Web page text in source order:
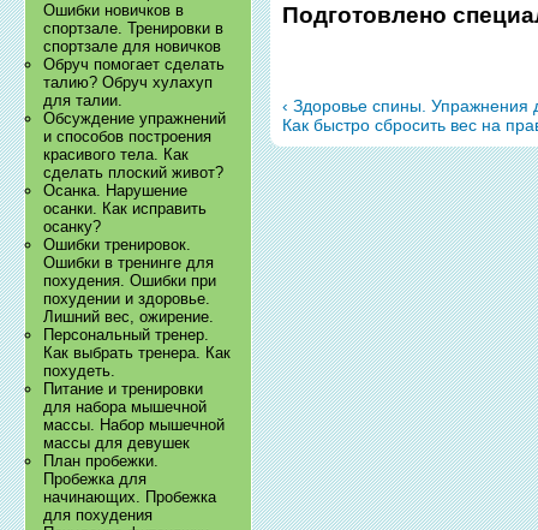
Ошибки новичков в
спортзале. Тренировки в
спортзале для новичков
Обруч помогает сделать
талию? Обруч хулахуп
для талии.
Обсуждение упражнений
и способов построения
красивого тела. Как
сделать плоский живот?
Осанка. Нарушение
осанки. Как исправить
осанку?
Ошибки тренировок.
Ошибки в тренинге для
похудения. Ошибки при
похудении и здоровье.
Лишний вес, ожирение.
Персональный тренер.
Как выбрать тренера. Как
похудеть.
Питание и тренировки
для набора мышечной
массы. Набор мышечной
массы для девушек
План пробежки.
Пробежка для
начинающих. Пробежка
для похудения
Подготовлено
‹ Здоровье спины.
Как быстро сбросить вес на